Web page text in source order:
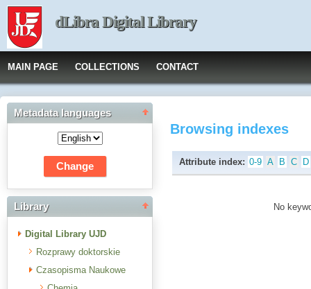
dLibra Digital Library
MAIN PAGE COLLECTIONS CONTACT
Metadata languages
Library
Digital Library UJD
Rozprawy doktorskie
Czasopisma Naukowe
Browsing indexes
Attribute index: 0-9 A B C D
No